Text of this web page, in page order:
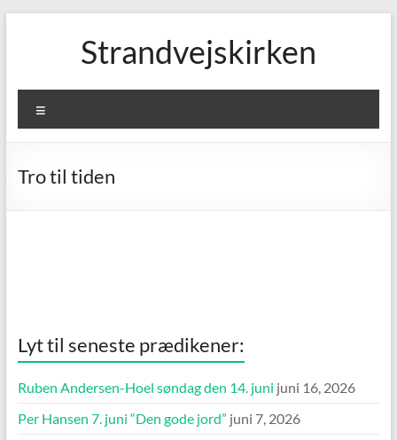
Strandvejskirken
Tro til tiden
Lyt til seneste prædikener:
Ruben Andersen-Hoel søndag den 14. juni juni 16, 2026
Per Hansen 7. juni “Den gode jord” juni 7, 2026